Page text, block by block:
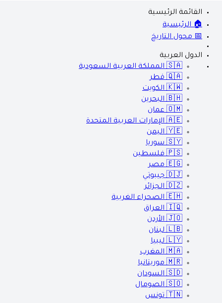
القائمة الرئيسية
🏠 الرئيسية
📅 محول التاريخ
الدول العربية
🇸🇦 المملكة العربية السعودية
🇶🇦 قطر
🇰🇼 الكويت
🇧🇭 البحرين
🇴🇲 عمان
🇦🇪 الإمارات العربية المتحدة
🇾🇪 اليمن
🇸🇾 سوريا
🇵🇸 فلسطين
🇪🇬 مصر
🇩🇯 جيبوتي
🇩🇿 الجزائر
🇪🇭 الصحراء الغربية
🇮🇶 العراق
🇯🇴 الأردن
🇱🇧 لبنان
🇱🇾 ليبيا
🇲🇦 المغرب
🇲🇷 موريتانيا
🇸🇩 السودان
🇸🇴 الصومال
🇹🇳 تونس